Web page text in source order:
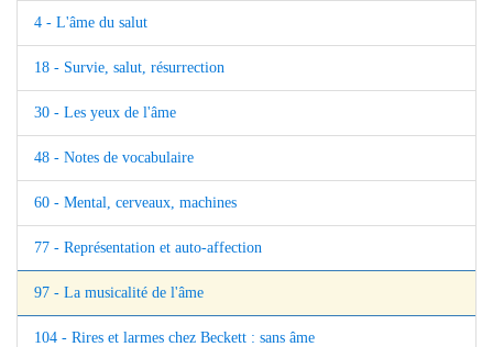
4 - L'âme du salut
18 - Survie, salut, résurrection
30 - Les yeux de l'âme
48 - Notes de vocabulaire
60 - Mental, cerveaux, machines
77 - Représentation et auto-affection
97 - La musicalité de l'âme
104 - Rires et larmes chez Beckett : sans âme